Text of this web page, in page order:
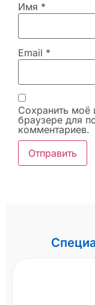
Имя *
Email *
Сохранить моё
браузере для
комментариев.